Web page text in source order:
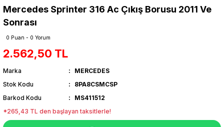
Mercedes Sprinter 316 Ac Çıkış Borusu 2011 Ve
Sonrası
0 Puan - 0 Yorum
2.562,50 TL
Marka
MERCEDES
Stok Kodu
8PA8CSMCSP
Barkod Kodu
MS411512
*265,43 TL den başlayan taksitlerle!